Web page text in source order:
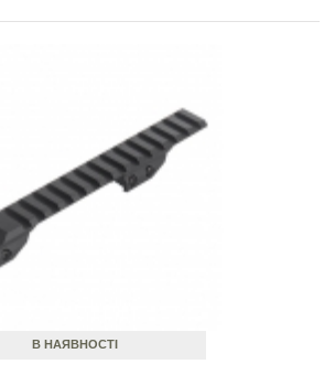
В НАЯВНОСТІ